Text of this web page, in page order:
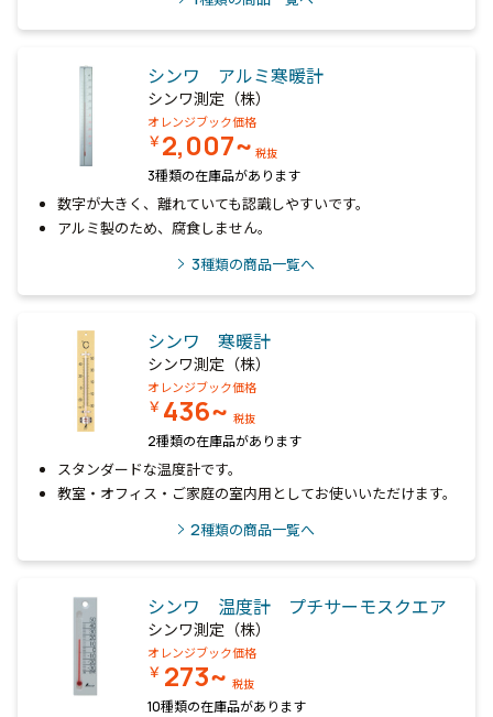
シンワ アルミ寒暖計
シンワ測定（株）
オレンジブック価格
￥2,007~ 税抜
3種類の在庫品があります
数字が大きく、離れていても認識しやすいです。
アルミ製のため、腐食しません。
3種類の商品一覧へ
シンワ 寒暖計
シンワ測定（株）
オレンジブック価格
￥ 436~ 税抜
2種類の在庫品があります
スタンダードな温度計です。
教室・オフィス・ご家庭の室内用としてお使いいただけます。
2種類の商品一覧へ
シンワ 温度計 プチサーモスクエア
シンワ測定（株）
オレンジブック価格
￥ 273~ 税抜
10種類の在庫品があります